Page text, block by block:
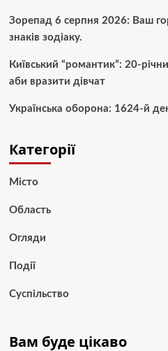
Зорепад 6 серпня 2026: Ваш
знаків зодіаку.
Київський “романтик”: 20-
аби вразити дівчат
Українська оборона: 1624-й
Категорії
Місто
Область
Огляди
Події
Суспільство
Вам буде цікаво